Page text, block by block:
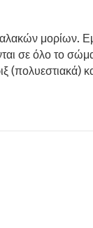
μορίων.
σε όλο το
(πολυεστιακά)